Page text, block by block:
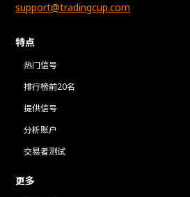
support@tradingcup.com
特点
热门信号
排行榜前20名
提供信号
分析账户
交易者测试
更多